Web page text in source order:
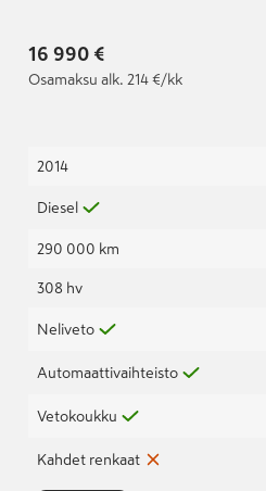
16 990 €
Osamaksu alk. 214 €/kk
2014
Diesel
290 000 km
308 hv
Neliveto
Automaattivaihteisto
Vetokoukku
Kahdet renkaat